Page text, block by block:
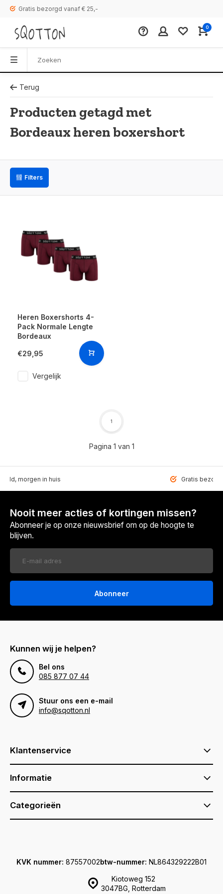
Gratis bezorgd vanaf € 25,-
0
Terug
Producten getagd met
Bordeaux heren boxershort
Filters
Heren Boxershorts 4-
Pack Normale Lengte
Bordeaux
€29,95
Vergelijk
Pagina 1 van 1
1
morgen in huis Gratis
Nooit meer acties of kortingen missen?
Abonneer je op onze nieuwsbrief om op de hoogte te
blijven.
Abonneer
Kunnen wij je helpen?
Bel ons
085 877 07 44
Stuur ons een e-mail
info@sqotton.nl
Klantenservice
Informatie
Categorieën
Kiotoweg 152
3047BG, Rotterdam
KVK nummer: 87557002btw-nummer: NL864329222B01